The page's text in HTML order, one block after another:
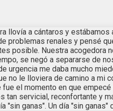
llovía a cántaros y
problemas renales y pensé
posible. Nuestra acogedora
se negó a separarse de
urgencia me daba mucho
no le lloviera de camino a mi
el momento en que empecé
tan servicial, reconfortante y
ganas". Un día "sin ganas"